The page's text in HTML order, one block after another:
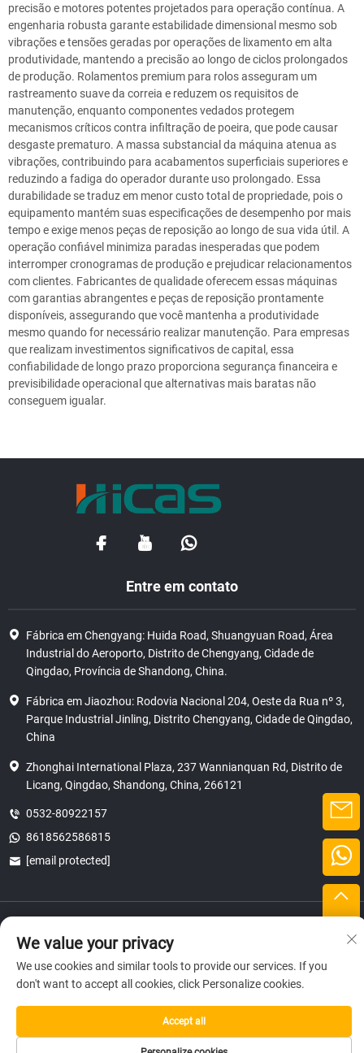
precisão e motores potentes projetados para operação contínua. A
engenharia robusta garante estabilidade dimensional mesmo sob
vibrações e tensões geradas por operações de lixamento em alta
produtividade, mantendo a precisão ao longo de ciclos prolongados
de produção. Rolamentos premium para rolos asseguram um
rastreamento suave da correia e reduzem os requisitos de
manutenção, enquanto componentes vedados protegem
mecanismos críticos contra infiltração de poeira, que pode causar
desgaste prematuro. A massa substancial da máquina atenua as
vibrações, contribuindo para acabamentos superficiais superiores e
reduzindo a fadiga do operador durante uso prolongado. Essa
durabilidade se traduz em menor custo total de propriedade, pois o
equipamento mantém suas especificações de desempenho por mais
tempo e exige menos peças de reposição ao longo de sua vida útil. A
operação confiável minimiza paradas inesperadas que podem
interromper cronogramas de produção e prejudicar relacionamentos
com clientes. Fabricantes de qualidade oferecem essas máquinas
com garantias abrangentes e peças de reposição prontamente
disponíveis, assegurando que você mantenha a produtividade
mesmo quando for necessário realizar manutenção. Para empresas
que realizam investimentos significativos de capital, essa
confiabilidade de longo prazo proporciona segurança financeira e
previsibilidade operacional que alternativas mais baratas não
conseguem igualar.
Entre em contato
Fábrica em Chengyang: Huida Road, Shuangyuan Road, Área
Industrial do Aeroporto, Distrito de Chengyang, Cidade de
Qingdao, Província de Shandong, China.
Fábrica em Jiaozhou: Rodovia Nacional 204, Oeste da Rua nº 3,
Parque Industrial Jinling, Distrito Chengyang, Cidade de Qingdao,
China
Zhonghai International Plaza, 237 Wannianquan Rd, Distrito de
Licang, Qingdao, Shandong, China, 266121
0532-80922157
8618562586815
[email protected]
privacidade
We value your privacy
We use cookies and similar tools to provide our services. If you
don't want to accept all cookies, click Personalize cookies.
Accept all